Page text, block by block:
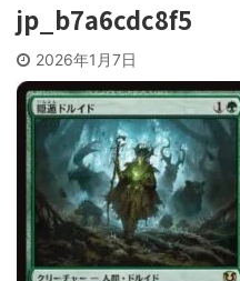
jp_b7a6cdc8f5
2026年1月7日